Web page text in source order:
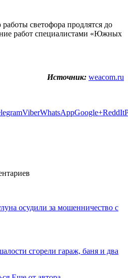
светофора продлятся до
работ специалистами «Южных
Источник: weacom.ru
ViberWhatsAppGoogle+ReddIt
осудили за мошенничество с
сгорели гараж, баня и два